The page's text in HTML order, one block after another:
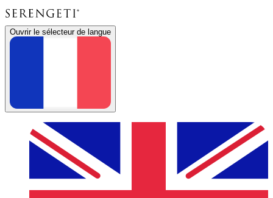
Ouvrir le sélecteur de langue